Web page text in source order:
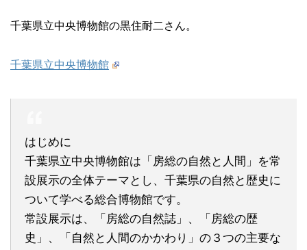
千葉県立中央博物館の黒住耐二さん。
千葉県立中央博物館
はじめに
千葉県立中央博物館は「房総の自然と人間」を常
設展示の全体テーマとし、千葉県の自然と歴史に
ついて学べる総合博物館です。
常設展示は、「房総の自然誌」、「房総の歴
史」、「自然と人間のかかわり」の３つの主要な